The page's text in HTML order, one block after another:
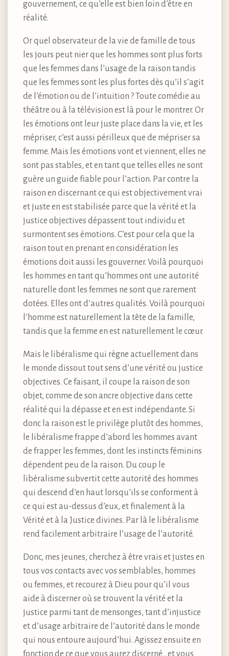
gouvernement, ce qu’elle est bien loin d’être en
réalité.
Or quel observateur de la vie de famille de tous
les jours peut nier que les hommes sont plus forts
que les femmes dans l’usage de la raison tandis
que les femmes sont les plus fortes dès qu’il s’agit
de l’émotion ou de l’intuition ? Toute comédie au
théâtre ou à la télévision est là pour le montrer. Or
les émotions ont leur juste place dans la vie, et les
mépriser, c’est aussi périlleux que de mépriser sa
femme. Mais les émotions vont et viennent, elles ne
sont pas stables, et en tant que telles elles ne sont
guère un guide fiable pour l’action. Par contre la
raison en discernant ce qui est objectivement vrai
et juste en est stabilisée parce que la vérité et la
justice objectives dépassent tout individu et
surmontent ses émotions. C’est pour cela que la
raison tout en prenant en considération les
émotions doit aussi les gouverner. Voilà pourquoi
les hommes en tant qu’hommes ont une autorité
naturelle dont les femmes ne sont que rarement
dotées. Elles ont d’autres qualités. Voilà pourquoi
l’homme est naturellement la tête de la famille,
tandis que la femme en est naturellement le cœur.
Mais le libéralisme qui règne actuellement dans
le monde dissout tout sens d’une vérité ou justice
objectives. Ce faisant, il coupe la raison de son
objet, comme de son ancre objective dans cette
réalité qui la dépasse et en est indépendante. Si
donc la raison est le privilège plutôt des hommes,
le libéralisme frappe d’abord les hommes avant
de frapper les femmes, dont les instincts féminins
dépendent peu de la raison. Du coup le
libéralisme subvertit cette autorité des hommes
qui descend d’en haut lorsqu’ils se conforment à
ce qui est au-dessus d’eux, et finalement à la
Vérité et à la Justice divines. Par là le libéralisme
rend facilement arbitraire l’usage de l’autorité.
Donc, mes jeunes, cherchez à être vrais et justes en
tous vos contacts avec vos semblables, hommes
ou femmes, et recourez à Dieu pour qu’il vous
aide à discerner où se trouvent la vérité et la
justice parmi tant de mensonges, tant d’injustice
et d’usage arbitraire de l’autorité dans le monde
qui nous entoure aujourd’hui. Agissez ensuite en
fonction de ce que vous aurez discerné , et vous